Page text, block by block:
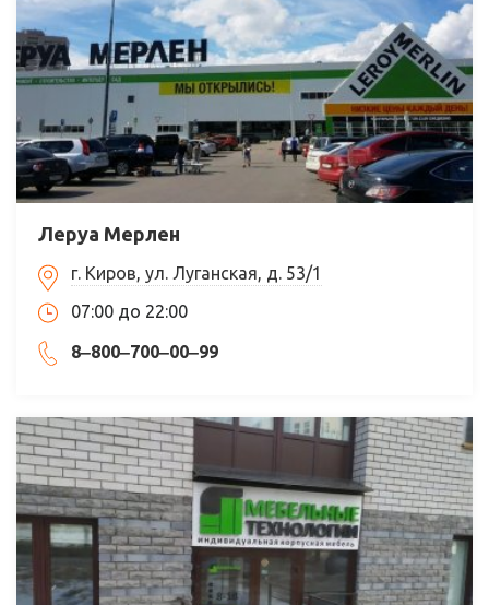
Леруа Мерлен
г. Киров, ул. Луганская, д. 53/1
07:00 до 22:00
8‒800‒700‒00‒99